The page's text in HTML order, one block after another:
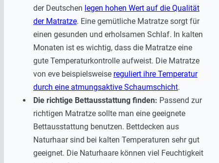
der Deutschen legen hohen Wert auf die Qualität
der Matratze. Eine gemütliche Matratze sorgt für
einen gesunden und erholsamen Schlaf. In kalten
Monaten ist es wichtig, dass die Matratze eine
gute Temperaturkontrolle aufweist. Die Matratze
von eve beispielsweise reguliert ihre Temperatur
durch eine atmungsaktive Schaumschicht.
Die richtige Bettausstattung finden: Passend zur
richtigen Matratze sollte man eine geeignete
Bettausstattung benutzen. Bettdecken aus
Naturhaar sind bei kalten Temperaturen sehr gut
geeignet. Die Naturhaare können viel Feuchtigkeit